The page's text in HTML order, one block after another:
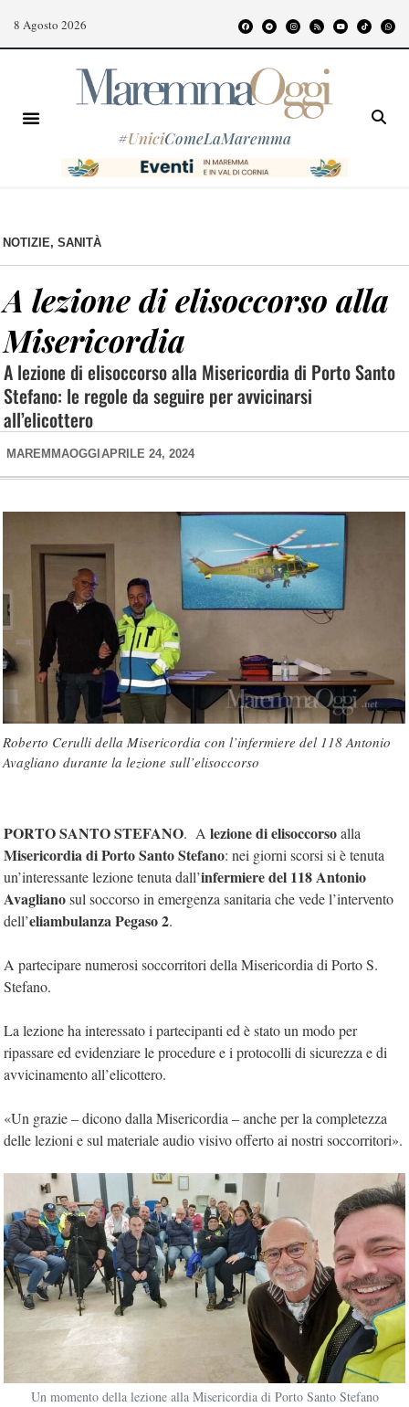
8 Agosto 2026
#UniciComeLaMaremma
NOTIZIE, SANITÀ
A lezione di elisoccorso alla
Misericordia
A lezione di elisoccorso alla Misericordia di Porto Santo
Stefano: le regole da seguire per avvicinarsi
all’elicottero
MAREMMAOGGI APRILE 24, 2024
Roberto Cerulli della Misericordia con l’infermiere del 118 Antonio
Avagliano durante la lezione sull’elisoccorso
PORTO SANTO STEFANO. A lezione di elisoccorsoalla
Misericordia di Porto Santo Stefano: nei giorni scorsi si è tenuta
un’interessante lezione tenuta dall’infermiere del 118 Antonio
Avaglianosul soccorso in emergenza sanitaria che vede l’intervento
dell’eliambulanza Pegaso 2.
A partecipare numerosi soccorritori della Misericordia di Porto S.
Stefano.
La lezione ha interessato i partecipanti ed è stato un modo per
ripassare ed evidenziare le procedure e i protocolli di sicurezza e di
avvicinamento all’elicottero.
«Un grazie – dicono dalla Misericordia – anche per la completezza
delle lezioni e sul materiale audio visivo offerto ai nostri soccorritori».
Un momento della lezione alla Misericordia di Porto Santo Stefano